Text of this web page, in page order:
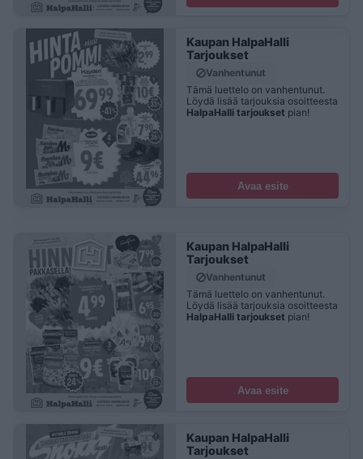
Kaupan HalpaHalli
Tarjoukset
Vanhentunut
Tämä luettelo on vanhentunut.
Löydä lisää tarjouksia osoitteesta
HalpaHalli tarjoukset pian!
Avaa esite
Kaupan HalpaHalli
Tarjoukset
Vanhentunut
Tämä luettelo on vanhentunut.
Löydä lisää tarjouksia osoitteesta
HalpaHalli tarjoukset pian!
Avaa esite
Kaupan HalpaHalli
Tarjoukset